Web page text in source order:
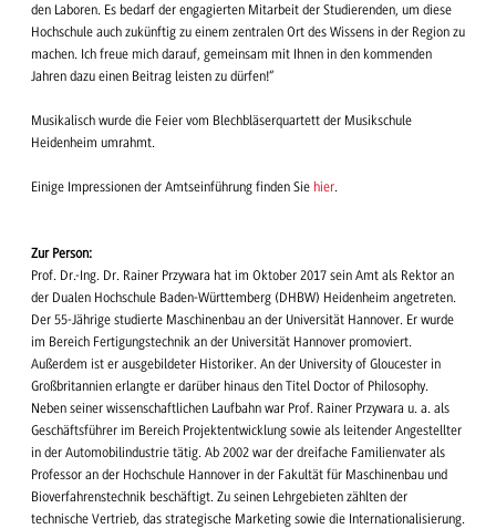
den Laboren. Es bedarf der engagierten Mitarbeit der Studierenden, um diese
Hochschule auch zukünftig zu einem zentralen Ort des Wissens in der Region zu
machen. Ich freue mich darauf, gemeinsam mit Ihnen in den kommenden
Jahren dazu einen Beitrag leisten zu dürfen!“
Musikalisch wurde die Feier vom Blechbläserquartett der Musikschule
Heidenheim umrahmt.
Einige Impressionen der Amtseinführung finden Sie hier.
Zur Person:
Prof. Dr.-Ing. Dr. Rainer Przywara hat im Oktober 2017 sein Amt als Rektor an
der Dualen Hochschule Baden-Württemberg (DHBW) Heidenheim angetreten.
Der 55-Jährige studierte Maschinenbau an der Universität Hannover. Er wurde
im Bereich Fertigungstechnik an der Universität Hannover promoviert.
Außerdem ist er ausgebildeter Historiker. An der University of Gloucester in
Großbritannien erlangte er darüber hinaus den Titel Doctor of Philosophy.
Neben seiner wissenschaftlichen Laufbahn war Prof. Rainer Przywara u. a. als
Geschäftsführer im Bereich Projektentwicklung sowie als leitender Angestellter
in der Automobilindustrie tätig. Ab 2002 war der dreifache Familienvater als
Professor an der Hochschule Hannover in der Fakultät für Maschinenbau und
Bioverfahrenstechnik beschäftigt. Zu seinen Lehrgebieten zählten der
technische Vertrieb, das strategische Marketing sowie die Internationalisierung.